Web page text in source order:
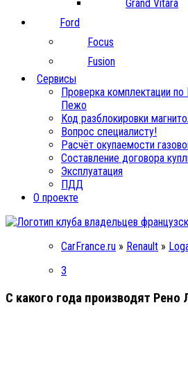
Grand Vitara
Ford
Focus
Fusion
Сервисы
Проверка комплектации
Пежо
Код разблокировки
Вопрос специалисту!
Расчёт окупаемости
Составление договора
Эксплуатация
ПДД
О проекте
CarFrance.ru » Renault »
3
С какого года производят Рено